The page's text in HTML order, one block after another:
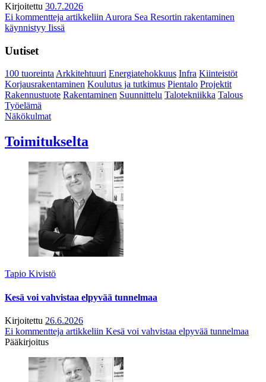
Kirjoitettu 30.7.2026
Ei kommentteja artikkeliin Aurora Sea Resortin rakentaminen
käynnistyy Iissä
Uutiset
100 tuoreintaArkkitehtuuri Energiatehokkuus Infra Kiinteistöt
Korjausrakentaminen Koulutus ja tutkimus Pientalo Projektit
Rakennustuote Rakentaminen Suunnittelu Talotekniikka Talous
Työelämä
Näkökulmat
Toimitukselta
Tapio Kivistö
Kesä voi vahvistaa elpyvää tunnelmaa
Kirjoitettu 26.6.2026
Ei kommentteja artikkeliin Kesä voi vahvistaa elpyvää tunnelmaa
Pääkirjoitus